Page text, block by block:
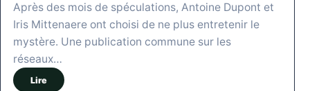
Après des mois de spéculations, Antoine Dupont et
Iris Mittenaere ont choisi de ne plus entretenir le
mystère. Une publication commune sur les
réseaux…
Lire